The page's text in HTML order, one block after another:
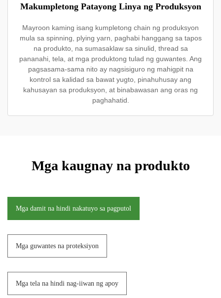
Makumpletong Patayong Linya ng Produksyon
Mayroon kaming isang kumpletong chain ng produksyon
mula sa spinning, plying yarn, paghabi hanggang sa tapos
na produkto, na sumasaklaw sa sinulid, thread sa
pananahi, tela, at mga produktong tulad ng guwantes. Ang
pagsasama-sama nito ay nagsisiguro ng mahigpit na
kontrol sa kalidad sa bawat yugto, pinahuhusay ang
kahusayan sa produksyon, at binabawasan ang oras ng
paghahatid.
Mga kaugnay na produkto
Mga damit na hindi nakatuyo sa pagputol
Mga guwantes na proteksiyon
Mga tela na hindi nag-iiwan ng apoy